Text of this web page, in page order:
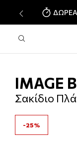
IMAGE
Σακίδιο
-25%